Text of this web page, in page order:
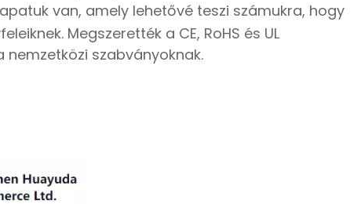
van, amely lehetővé teszi számukra, hogy
Megszerették a CE, RoHS és UL
szabványoknak.